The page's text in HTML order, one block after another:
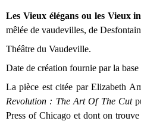
Les Vieux élégans ou les Vieux
mêlée de vaudevilles, de
Théâtre du Vaudeville.
Date de création fournie par la base
La pièce est citée par Elizabeth
Revolution : The Art Of The Cut
Press of Chicago et dont on